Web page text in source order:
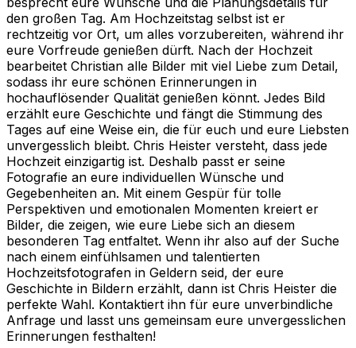
den großen Tag. Am Hochzeitstag selbst ist er
rechtzeitig vor Ort, um alles vorzubereiten, während ihr
eure Vorfreude genießen dürft. Nach der Hochzeit
bearbeitet Christian alle Bilder mit viel Liebe zum Detail,
sodass ihr eure schönen Erinnerungen in
hochauflösender Qualität genießen könnt. Jedes Bild
erzählt eure Geschichte und fängt die Stimmung des
Tages auf eine Weise ein, die für euch und eure Liebsten
unvergesslich bleibt. Chris Heister versteht, dass jede
Hochzeit einzigartig ist. Deshalb passt er seine
Fotografie an eure individuellen Wünsche und
Gegebenheiten an. Mit einem Gespür für tolle
Perspektiven und emotionalen Momenten kreiert er
Bilder, die zeigen, wie eure Liebe sich an diesem
besonderen Tag entfaltet. Wenn ihr also auf der Suche
nach einem einfühlsamen und talentierten
Hochzeitsfotografen in Geldern seid, der eure
Geschichte in Bildern erzählt, dann ist Chris Heister die
perfekte Wahl. Kontaktiert ihn für eure unverbindliche
Anfrage und lasst uns gemeinsam eure unvergesslichen
Erinnerungen festhalten!